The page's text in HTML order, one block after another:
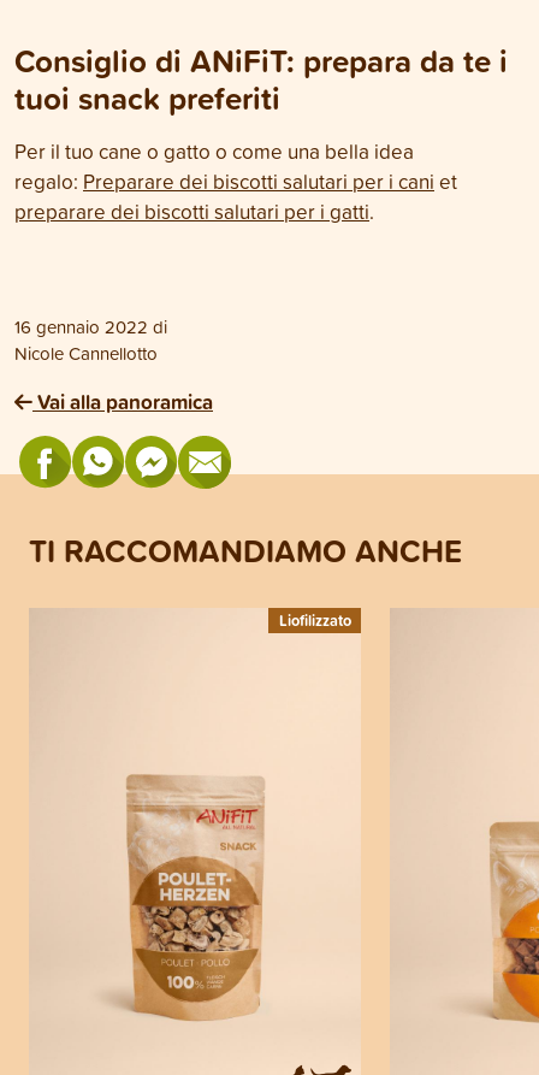
Consiglio di ANiFiT: prepara da te i
tuoi snack preferiti
Per il tuo cane o gatto o come una bella idea
regalo: Preparare dei biscotti salutari per i cani et
preparare dei biscotti salutari per i gatti.
16 gennaio 2022 di
Nicole Cannellotto
Vai alla panoramica
TI RACCOMANDIAMO ANCHE
Liofilizzato